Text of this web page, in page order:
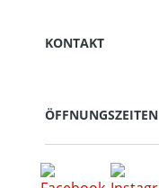
KONTAKT
ÖFFNUNGSZEITEN